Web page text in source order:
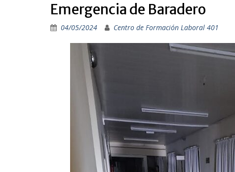
Emergencia de Baradero
04/05/2024 Centro de Formación Laboral 401